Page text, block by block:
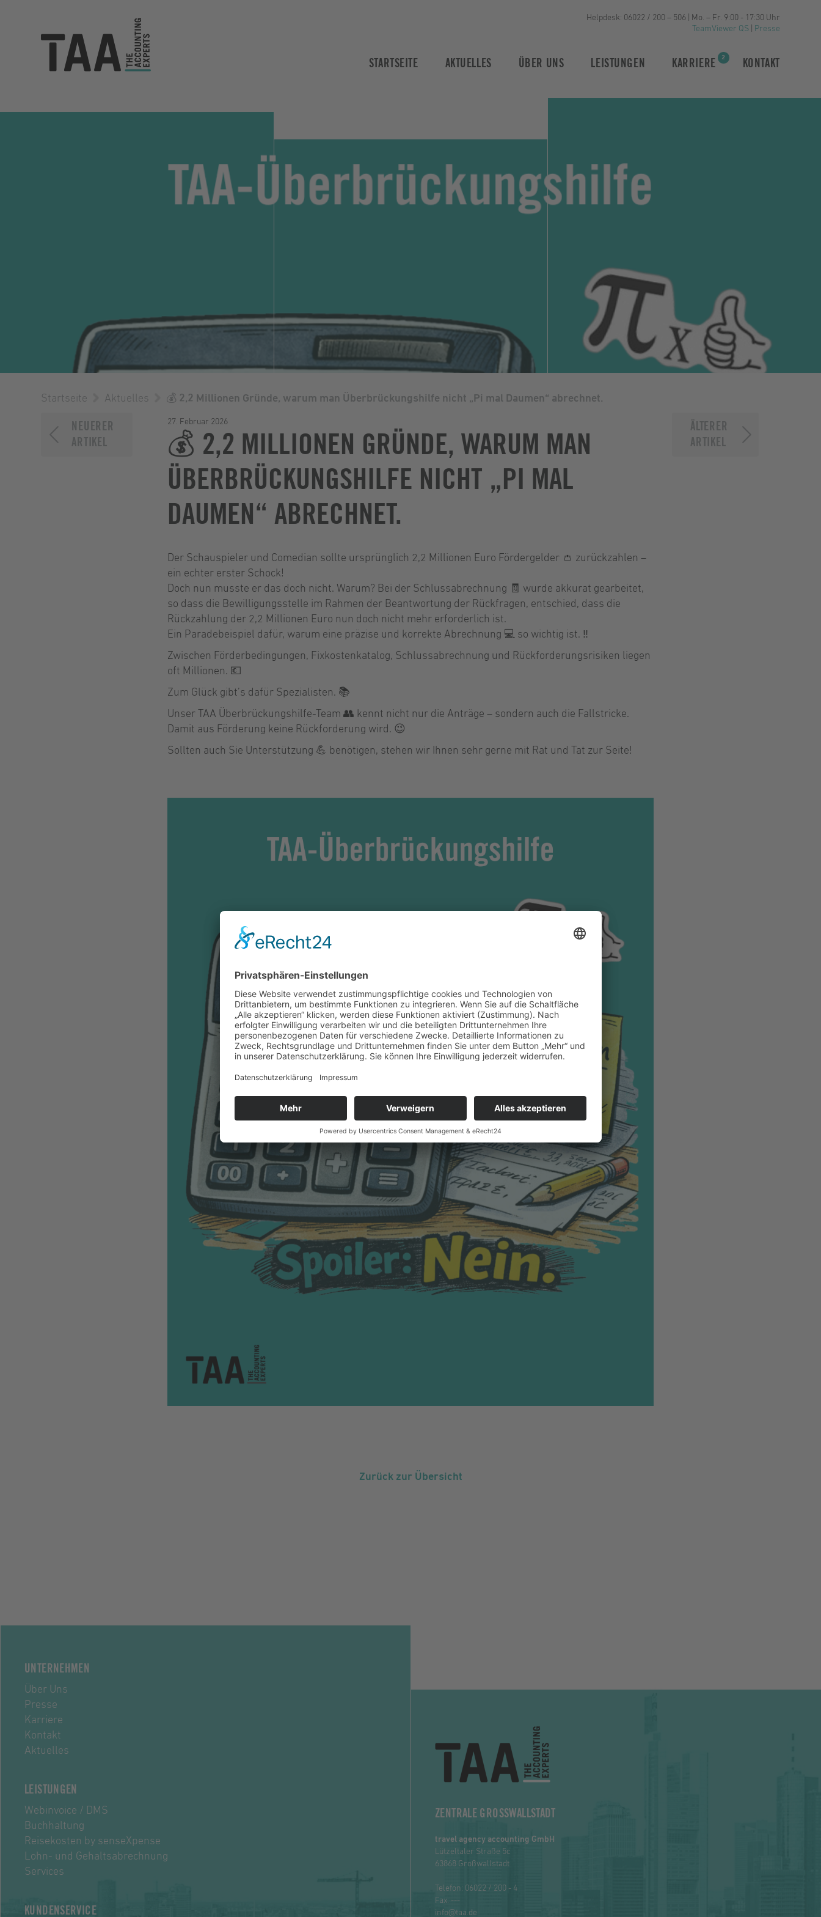
Helpdesk: 06022 / 200 – 506 | Mo. – Fr. 9:00 - 17:30 Uhr
TeamViewer QS| Presse
STARTSEITE AKTUELLES ÜBER UNS LEISTUNGEN KARRIERE 2 KONTAKT
Startseite Aktuelles 💰 2,2 Millionen Gründe, warum man Überbrückungshilfe nicht „Pi mal Daumen“ abrechnet.
27. Februar 2026
💰 2,2 MILLIONEN GRÜNDE, WARUM MAN
ÜBERBRÜCKUNGSHILFE NICHT „PI MAL
DAUMEN“ ABRECHNET.
Der Schauspieler und Comedian sollte ursprünglich 2,2 Millionen Euro Fördergelder 👛 zurückzahlen –
ein echter erster Schock!
Doch nun musste er das doch nicht. Warum? Bei der Schlussabrechnung 🧾 wurde akkurat gearbeitet,
so dass die Bewilligungsstelle im Rahmen der Beantwortung der Rückfragen, entschied, dass die
Rückzahlung der 2,2 Millionen Euro nun doch nicht mehr erforderlich ist.
Ein Paradebeispiel dafür, warum eine präzise und korrekte Abrechnung 💻 so wichtig ist. ‼
Zwischen Förderbedingungen, Fixkostenkatalog, Schlussabrechnung und Rückforderungsrisiken liegen
oft Millionen. 💶
Zum Glück gibt’s dafür Spezialisten. 📚
Unser TAA Überbrückungshilfe-Team 👥 kennt nicht nur die Anträge – sondern auch die Fallstricke.
Damit aus Förderung keine Rückforderung wird. 😉
Sollten auch Sie Unterstützung 💪 benötigen, stehen wir Ihnen sehr gerne mit Rat und Tat zur Seite!
NEUERER
ARTIKEL
ÄLTERER
ARTIKEL
Zurück zur Übersicht
UNTERNEHMEN
Über Uns
Presse
Karriere
Kontakt
Aktuelles
LEISTUNGEN
Webinvoice / DMS
Buchhaltung
Reisekosten by senseXpense
Lohn- und Gehaltsabrechnung
Services
KUNDENSERVICE
ZENTRALE GROSSWALLSTADT
travel agency accounting GmbH
Lützeltaler Straße 5c
63868 Großwallstadt
Telefon: 06022 / 200 - 4
Fax: ---
info@taa.de